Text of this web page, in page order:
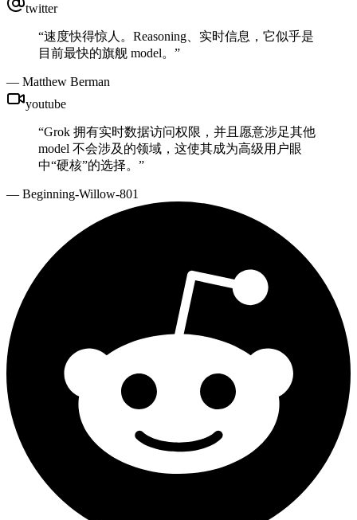
twitter
“速度快得惊人。Reasoning、实时信息，它似乎是
目前最快的旗舰 model。 ”
— Matthew Berman
youtube
“Grok 拥有实时数据访问权限，并且愿意涉足其他
model 不会涉及的领域，这使其成为高级用户眼
中“硬核”的选择。 ”
— Beginning-Willow-801